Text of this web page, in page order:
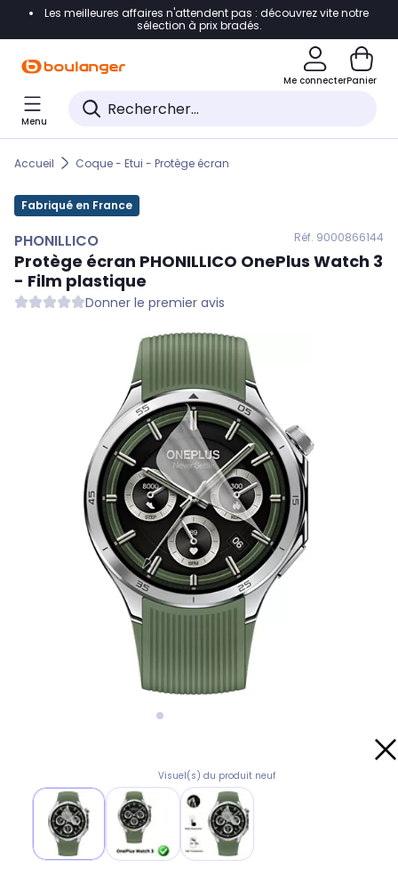
Accéder directement à la navigation
Accéder directement au pied de page
Accéder directement au chatbot
Les meilleures affaires n'attendent pas : découvrez vite notre
sélection à prix bradés.
Me connecterPanier
Menu
Accueil Coque - Etui - Protège écran
Fabriqué en France
PHONILLICO Réf. 9000866144
Protège écran PHONILLICO OnePlus Watch 3
- Film plastique
Donner le premier avis
Visuel(s) du produit neuf